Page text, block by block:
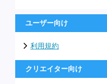
ユーザー向け
利用規約
クリエイター向け